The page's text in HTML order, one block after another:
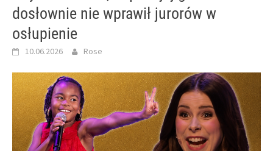
dosłownie nie wprawił jurorów w
osłupienie
10.06.2026 Rose